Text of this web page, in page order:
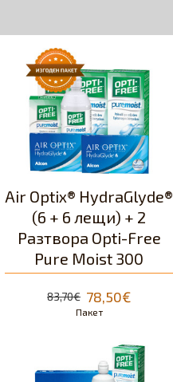
Air Optix® HydraGlyde®
(6 + 6 лещи) + 2
Разтворa Opti-Free
Pure Moist 300
78,50€
83,70€
Пакет